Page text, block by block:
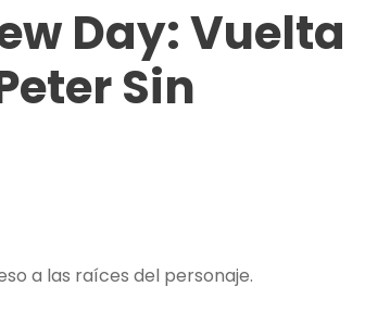
Day: Vuelta
Sin
a las raíces del personaje.